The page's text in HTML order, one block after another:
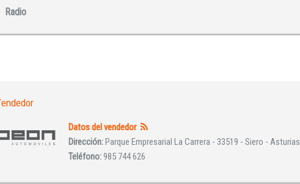
INICIAR SESIÓN
Radio
Datos del vendedor
Dirección:Parque Empresarial La Carrera - 33519 - Siero - Asturias
Teléfono:985 744 626